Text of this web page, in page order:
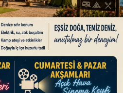
edinilen bilgiye göre
Yardımcısı
bir araya geldi.
ABONE OL